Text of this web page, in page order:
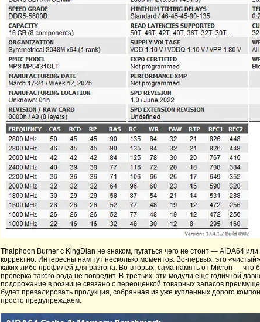
Thaiphoon Burner с KingDian не знаком, пугаться чего не стоит — AIDA64
корректно. Интересны нам тут несколько моментов. Во-первых, это
каких-либо профилей для разгона. Во-вторых, сама память от Micron — что
проверка такого рода не повредит. В-третьих, эти модули еще годичной
подорожание в рознице связано с переоценкой товарных запасов
будет превалировать продукция, собранная из уже купленных дорого
просто предупреждаем.